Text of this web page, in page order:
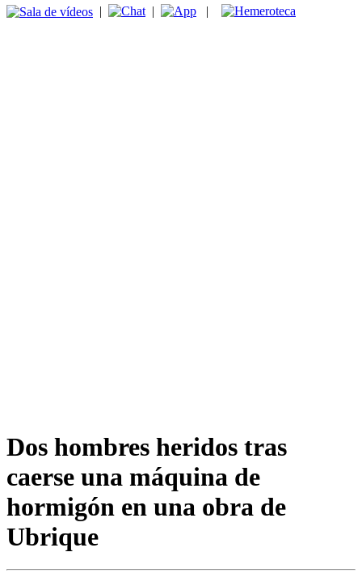
| | |
Dos hombres heridos tras
caerse una máquina de
hormigón en una obra de
Ubrique